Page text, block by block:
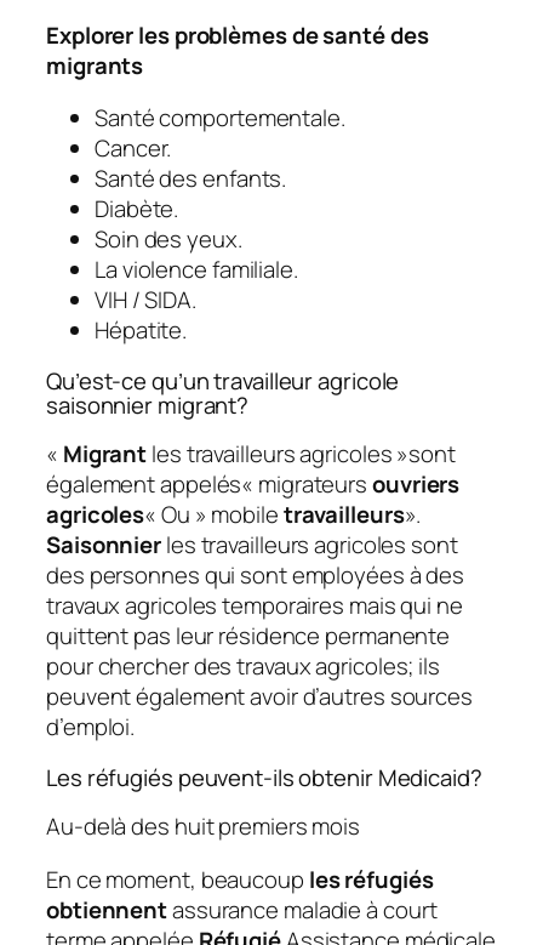
Explorer les problèmes de santé des
migrants
Santé comportementale.
Cancer.
Santé des enfants.
Diabète.
Soin des yeux.
La violence familiale.
VIH / SIDA.
Hépatite.
Qu’est-ce qu’un travailleur agricole
saisonnier migrant?
« Migrantles travailleurs agricoles »sont
également appelés« migrateursouvriers
agricoles« Ou » mobiletravailleurs».
Saisonnierles travailleurs agricoles sont
des personnes qui sont employées à des
travaux agricoles temporaires mais qui ne
quittent pas leur résidence permanente
pour chercher des travaux agricoles; ils
peuvent également avoir d’autres sources
d’emploi.
Les réfugiés peuvent-ils obtenir Medicaid?
Au-delà des huit premiers mois
En ce moment, beaucoup les réfugiés
obtiennentassurance maladie à court